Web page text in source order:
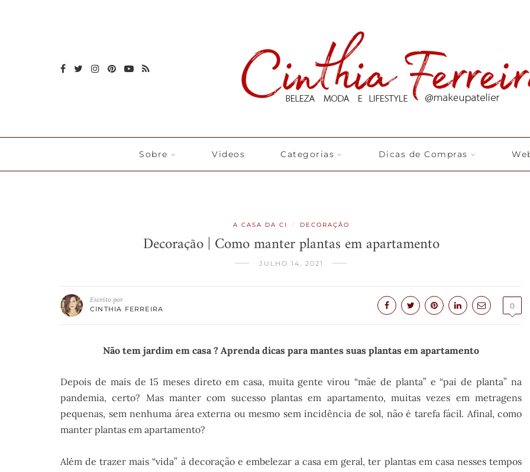
Sobre Videos Categorias Dicas de Compras
A CASA DA CI / DECORAÇÃO
Decoração | Como manter plantas em apartamento
JULHO 14, 2021
Escrito por
CINTHIA FERREIRA
0
Não tem jardim em casa ? Aprenda dicas para mantes suas plantas em apartamento
Depois de mais de 15 meses direto em casa, muita gente virou “mãe de planta” e “pai de planta” na
pandemia, certo? Mas manter com sucesso plantas em apartamento, muitas vezes em metragens
pequenas, sem nenhuma área externa ou mesmo sem incidência de sol, não é tarefa fácil. Afinal, como
manter plantas em apartamento?
Além de trazer mais “vida” à decoração e embelezar a casa em geral, ter plantas em casa nesses tempos